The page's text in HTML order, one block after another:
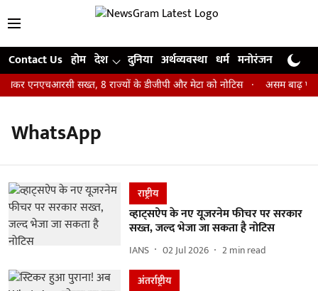
Contact Us होम देश दुनिया अर्थव्यवस्था धर्म मनोरंजन खेल
एनएचआरसी सख्त, 8 राज्यों के डीजीपी और मेटा को नोटिस असम बाढ़
WhatsApp
राष्ट्रीय
व्हाट्सऐप के नए यूजरनेम फीचर पर सरकार
सख्त, जल्द भेजा जा सकता है नोटिस
IANS 02 Jul 2026 2min read
अंतर्राष्ट्रीय